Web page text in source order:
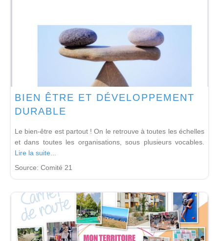
BIEN ÊTRE ET DÉVELOPPEMENT
DURABLE
Le bien-être est partout ! On le retrouve à toutes les échelles
et dans toutes les organisations, sous plusieurs vocables.
Lire la suite...
Source: Comité 21